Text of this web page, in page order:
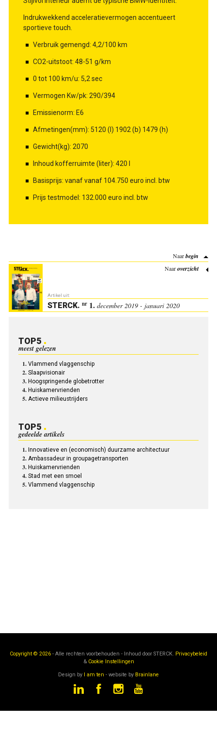
Indrukwekkend acceleratievermogen accentueert
sportieve touch.
Verbruik gemengd: 4,2/100 km
CO2-uitstoot: 48-51 g/km
0 tot 100 km/u: 5,2 sec
Vermogen Kw/pk: 290/394
Emissienorm: E6
Afmetingen(mm): 5120 (l) 1902 (b) 1479 (h)
Gewicht(kg): 2070
Inhoud kofferruimte (liter): 420 l
Basisprijs: vanaf vanaf 104.750 euro incl. btw
Prijs testmodel: 132.000 euro incl. btw
Naarbegin
Naaroverzicht
Artikel uit:
STERCK. nr1. december 2019 - januari 2020
TOP5
meest gelezen
Vlammend vlaggenschip
Slaapvisionair
Hoogspringende globetrotter
Huiskamervrienden
Actieve milieustrijders
TOP5
gedeelde artikels
Innovatieve en (economisch) duurzame architectuur
Ambassadeur in groupagetransporten
Huiskamervrienden
Stad met een smoel
Vlammend vlaggenschip
Copyright © 2026 - Alle rechten voorbehouden - Inhoud door STERCK. Privacybeleid
& Cookie Instellingen
Design by I am ten - website by Brainlane